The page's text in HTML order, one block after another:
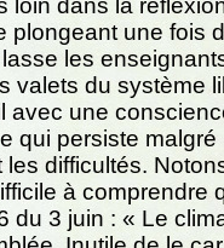
loin dans la
plongeant une fois
lasse les
valets du système
avec une
qui persiste malgré
les difficultés.
à comprendre
du 3 juin : « Le